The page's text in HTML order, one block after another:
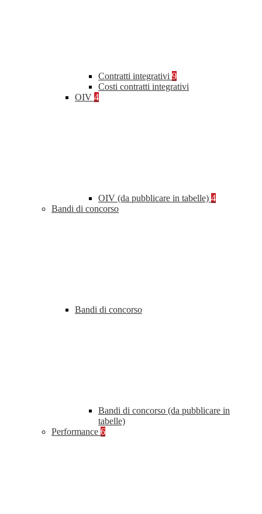
Contratti integrativi 9
Costi contratti integrativi
OIV 4
OIV (da pubblicare in tabelle) 4
Bandi di concorso
Bandi di concorso
Bandi di concorso (da pubblicare in
tabelle)
Performance 6